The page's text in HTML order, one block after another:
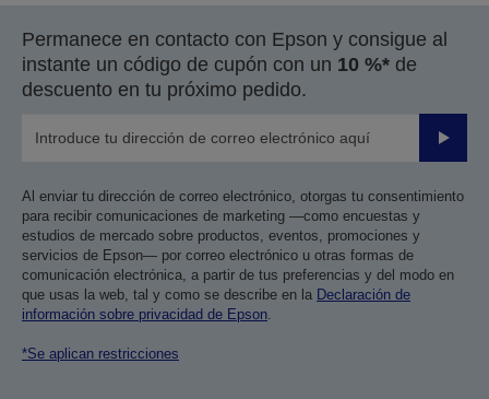
Permanece en contacto con Epson y consigue al
instante un código de cupón con un 10 %* de
descuento en tu próximo pedido.
Enviar
Al enviar tu dirección de correo electrónico, otorgas tu consentimiento
para recibir comunicaciones de marketing —como encuestas y
estudios de mercado sobre productos, eventos, promociones y
servicios de Epson— por correo electrónico u otras formas de
comunicación electrónica, a partir de tus preferencias y del modo en
que usas la web, tal y como se describe en la Declaración de
información sobre privacidad de Epson
*Se aplican restricciones